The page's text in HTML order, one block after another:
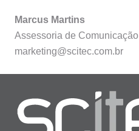
Marcus Martins
Assessoria de Comunicação
marketing@scitec.com.br